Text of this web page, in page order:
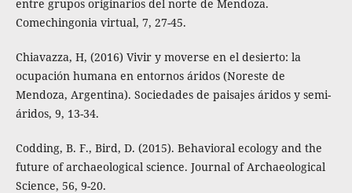
entre grupos originarios del norte de Mendoza.
Comechingonia virtual, 7, 27-45.
Chiavazza, H, (2016) Vivir y moverse en el desierto: la
ocupación humana en entornos áridos (Noreste de
Mendoza, Argentina). Sociedades de paisajes áridos y semi-
áridos, 9, 13-34.
Codding, B. F., Bird, D. (2015). Behavioral ecology and the
future of archaeological science. Journal of Archaeological
Science, 56, 9-20.